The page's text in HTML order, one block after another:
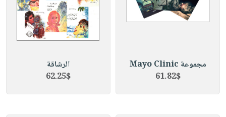
مجموعة Mayo Clinic
61.82$
الرشاقة
62.25$